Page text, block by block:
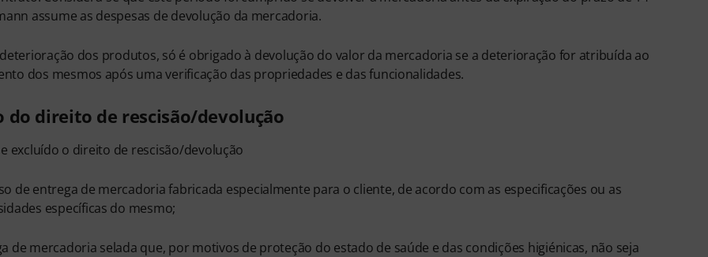
assume as despesas de devolução da mercadoria.
dos produtos, só é obrigado à devolução do valor da mercadoria se a deterioração for atribuída ao
dos mesmos após uma verificação das propriedades e das funcionalidades.
do direito de rescisão/devolução
excluído o direito de rescisão/devolução
de entrega de mercadoria fabricada especialmente para o cliente, de acordo com as especificações ou as
específicas do mesmo;
de mercadoria selada que, por motivos de proteção do estado de saúde e das condições higiénicas, não seja